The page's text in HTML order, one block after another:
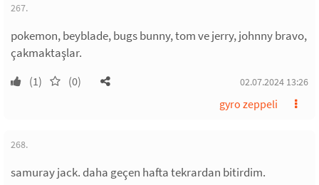
267.
pokemon, beyblade, bugs bunny, tom ve jerry, johnny bravo,
çakmaktaşlar.
(1) (0) 02.07.2024 13:26
gyro zeppeli
268.
samuray jack. daha geçen hafta tekrardan bitirdim.